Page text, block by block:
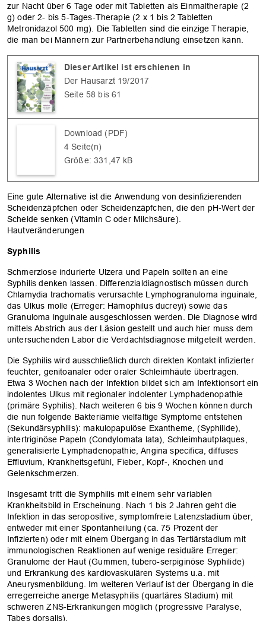
zur Nacht über 6 Tage oder mit Tabletten als Einmaltherapie (2
g) oder 2- bis 5-Tages-Therapie (2 x 1 bis 2 Tabletten
Metronidazol 500 mg). Die Tabletten sind die einzige Therapie,
die man bei Männern zur Partnerbehandlung einsetzen kann.
Dieser Artikel ist erschienen in
Der Hausarzt 19/2017
Seite 58 bis 61
Download (PDF)
4 Seite(n)
Größe: 331,47 kB
Eine gute Alternative ist die Anwendung von desinfizierenden
Scheidenzäpfchen oder Scheidenzäpfchen, die den pH-Wert der
Scheide senken (Vitamin C oder Milchsäure).
Hautveränderungen
Syphilis
Schmerzlose indurierte Ulzera und Papeln sollten an eine
Syphilis denken lassen. Differenzialdiagnostisch müssen durch
Chlamydia trachomatis verursachte Lymphogranuloma inguinale,
das Ulkus molle (Erreger: Hämophilus ducreyi) sowie das
Granuloma inguinale ausgeschlossen werden. Die Diagnose wird
mittels Abstrich aus der Läsion gestellt und auch hier muss dem
untersuchenden Labor die Verdachtsdiagnose mitgeteilt werden.
Die Syphilis wird ausschließlich durch direkten Kontakt infizierter
feuchter, genitoanaler oder oraler Schleimhäute übertragen.
Etwa 3 Wochen nach der Infektion bildet sich am Infektionsort ein
indolentes Ulkus mit regionaler indolenter Lymphadenopathie
(primäre Syphilis). Nach weiteren 6 bis 9 Wochen können durch
die nun folgende Bakteriämie vielfältige Symptome entstehen
(Sekundärsyphilis): makulopapulöse Exantheme, (Syphilide),
intertriginöse Papeln (Condylomata lata), Schleimhautplaques,
generalisierte Lymphadenopathie, Angina specifica, diffuses
Effluvium, Krankheitsgefühl, Fieber, Kopf-, Knochen und
Gelenkschmerzen.
Insgesamt tritt die Symphilis mit einem sehr variablen
Krankheitsbild in Erscheinung. Nach 1 bis 2 Jahren geht die
Infektion in das seropositive, symptomfreie Latenzstadium über,
entweder mit einer Spontanheilung (ca. 75 Prozent der
Infizierten) oder mit einem Übergang in das Tertiärstadium mit
immunologischen Reaktionen auf wenige residuäre Erreger:
Granulome der Haut (Gummen, tubero-serpiginöse Syphilide)
und Erkrankung des kardiovaskulären Systems u.a. mit
Aneurysmenbildung. Im weiteren Verlauf ist der Übergang in die
erregerreiche anerge Metasyphilis (quartäres Stadium) mit
schweren ZNS-Erkrankungen möglich (progressive Paralyse,
Tabes dorsalis).